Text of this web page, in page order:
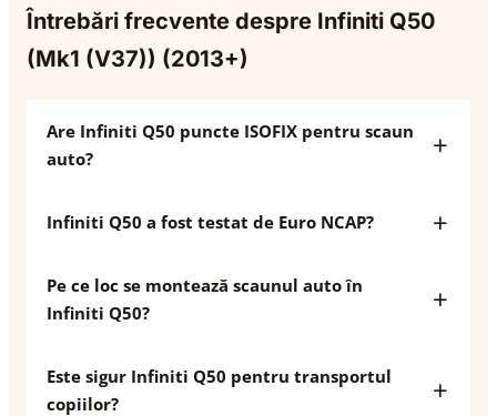
Întrebări frecvente despre Infiniti Q50
(Mk1 (V37)) (2013+)
Are Infiniti Q50 puncte ISOFIX pentru scaun
auto?
Infiniti Q50 a fost testat de Euro NCAP?
Pe ce loc se montează scaunul auto în
Infiniti Q50?
Este sigur Infiniti Q50 pentru transportul
copiilor?